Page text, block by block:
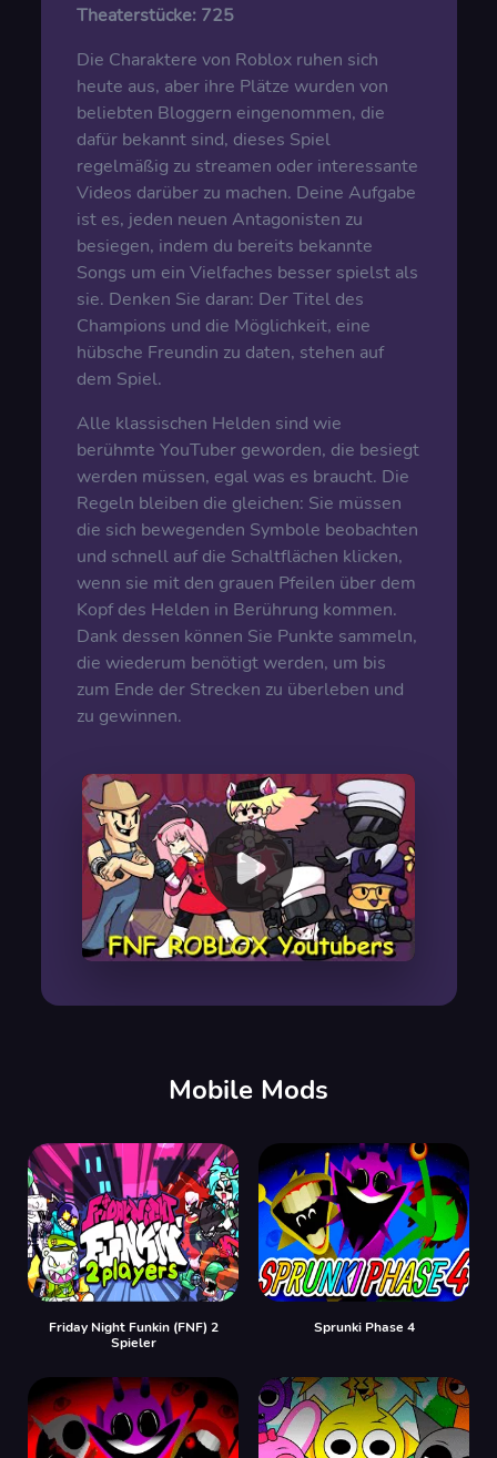
Theaterstücke: 725
Die Charaktere von Roblox ruhen sich
heute aus, aber ihre Plätze wurden von
beliebten Bloggern eingenommen, die
dafür bekannt sind, dieses Spiel
regelmäßig zu streamen oder interessante
Videos darüber zu machen. Deine Aufgabe
ist es, jeden neuen Antagonisten zu
besiegen, indem du bereits bekannte
Songs um ein Vielfaches besser spielst als
sie. Denken Sie daran: Der Titel des
Champions und die Möglichkeit, eine
hübsche Freundin zu daten, stehen auf
dem Spiel.
Alle klassischen Helden sind wie
berühmte YouTuber geworden, die besiegt
werden müssen, egal was es braucht. Die
Regeln bleiben die gleichen: Sie müssen
die sich bewegenden Symbole beobachten
und schnell auf die Schaltflächen klicken,
wenn sie mit den grauen Pfeilen über dem
Kopf des Helden in Berührung kommen.
Dank dessen können Sie Punkte sammeln,
die wiederum benötigt werden, um bis
zum Ende der Strecken zu überleben und
zu gewinnen.
Mobile Mods
Friday Night Funkin (FNF) 2
Spieler
Sprunki Phase 4